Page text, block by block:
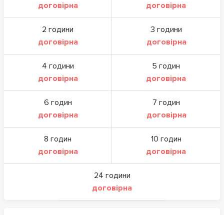
договірна
договірна
2 години
договірна
3 години
договірна
4 години
договірна
5 годин
договірна
6 годин
договірна
7 годин
договірна
8 годин
договірна
10 годин
договірна
24 години
договірна